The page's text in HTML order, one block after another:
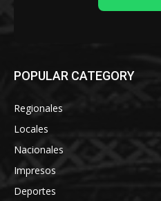
POPULAR CATEGORY
Regionales
Locales
Nacionales
Impresos
Deportes